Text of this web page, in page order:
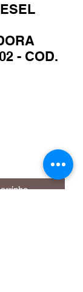
- COD.